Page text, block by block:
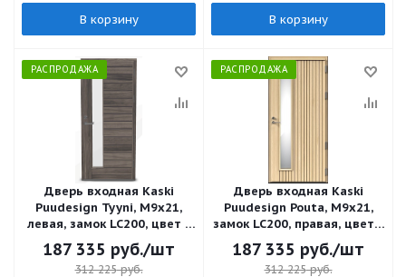
В корзину В корзину
РАСПРОДАЖА
Дверь входная Kaski
Puudesign Tyyni, М9x21,
левая, замок LC200, цвет -
Kaskipuun kuultoharmaa
(Tammerfors)
187 335 руб./шт
312 225руб.
РАСПРОДАЖА
Дверь входная Kaski
Puudesign Pouta, М9x21,
замок LC200, правая, цвет -
Somero (Vaalea mänty)
187 335 руб./шт
312 225руб.